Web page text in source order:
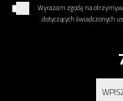
Wyrażam zgodę na
dotyczących świadczonych